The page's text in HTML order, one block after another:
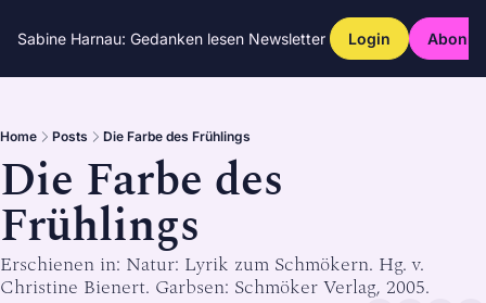
Sabine Harnau: Gedanken lesen Newsletter Login
Home Posts Die Farbe des Frühlings
Die Farbe des
Frühlings
Erschienen in: Natur: Lyrik zum Schmökern. Hg. v.
Christine Bienert. Garbsen: Schmöker Verlag, 2005.